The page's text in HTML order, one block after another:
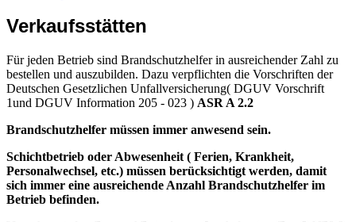
Verkaufsstätten
Für jeden Betrieb sind Brandschutzhelfer in ausreichender Zahl zu
bestellen und auszubilden. Dazu verpflichten die Vorschriften der
Deutschen Gesetzlichen Unfallversicherung( DGUV Vorschrift
1und DGUV Information 205 - 023 ) ASR A 2.2
Brandschutzhelfer müssen immer anwesend sein.
Schichtbetrieb oder Abwesenheit ( Ferien, Krankheit,
Personalwechsel, etc.) müssen berücksichtigt werden, damit
sich immer eine ausreichende Anzahl Brandschutzhelfer im
Betrieb befinden.